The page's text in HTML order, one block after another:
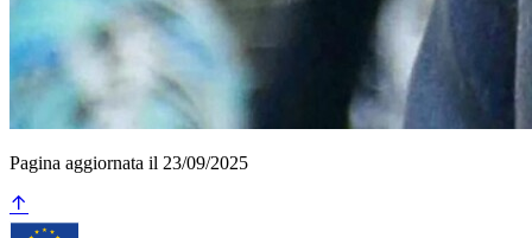
Pagina aggiornata il 23/09/2025